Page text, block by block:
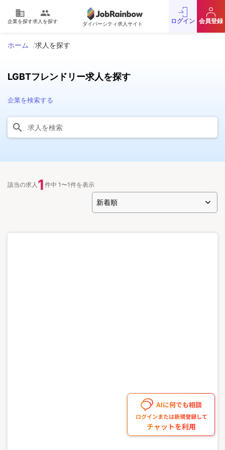
domain
企業を探す
people
求人を探す ダイバーシティ求人サイト ログイン 会員登録
ホーム 求人を探す
LGBTフレンドリー求人を探す
企業を検索する
該当の求人 1 件中 1〜1件を表示